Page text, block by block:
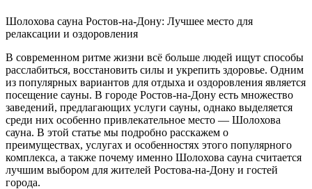
Шолохова сауна Ростов-на-Дону: Лучшее место для
релаксации и оздоровления
В современном ритме жизни всё больше людей ищут способы
расслабиться, восстановить силы и укрепить здоровье. Одним
из популярных вариантов для отдыха и оздоровления является
посещение сауны. В городе Ростов-на-Дону есть множество
заведений, предлагающих услуги сауны, однако выделяется
среди них особенно привлекательное место — Шолохова
сауна. В этой статье мы подробно расскажем о
преимуществах, услугах и особенностях этого популярного
комплекса, а также почему именно Шолохова сауна считается
лучшим выбором для жителей Ростова-на-Дону и гостей
города.